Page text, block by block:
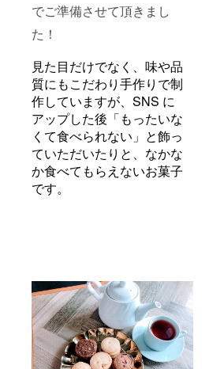
でご準備させて頂きまし
た！
見た目だけでなく、味や品
質にもこだわり手作りで制
作していますが、SNS に
アップした後「もったいな
くて食べられない」と飾っ
ていただいたりと、なかな
か食べてもらえないお菓子
です。